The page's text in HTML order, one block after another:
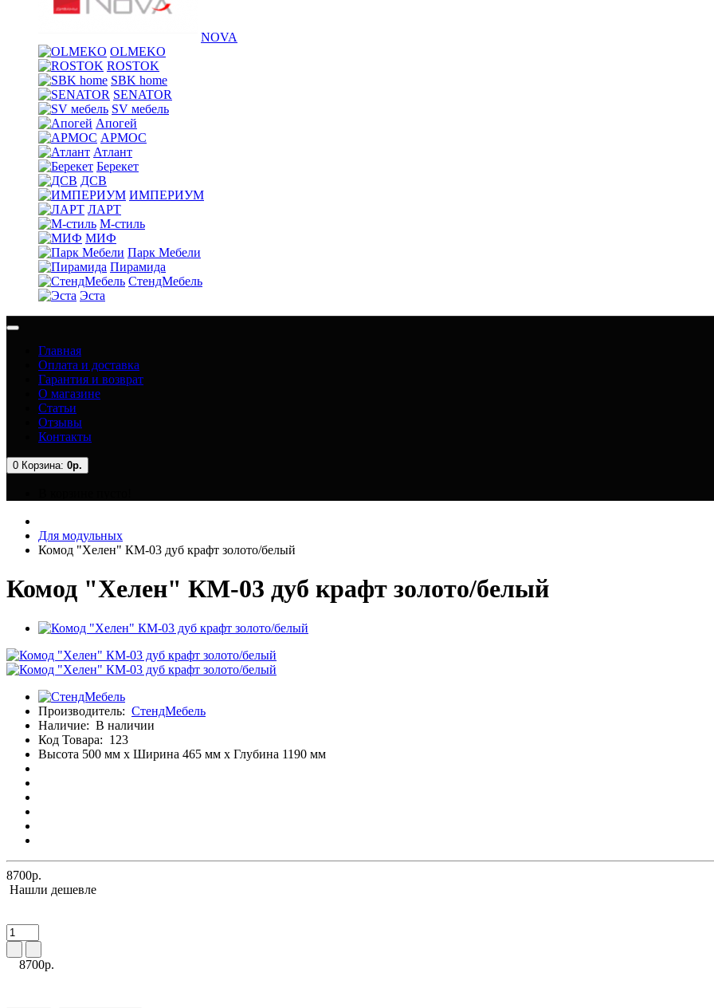
NOVA
OLMEKO
ROSTOK
SBK home
SENATOR
SV мебель
Апогей
АРМОС
Атлант
Берекет
ДСВ
ИМПЕРИУМ
ЛАРТ
М-стиль
МИФ
Парк Мебели
Пирамида
СтендМебель
Эста
Главная
Оплата и доставка
Гарантия и возврат
О магазине
Статьи
Отзывы
Контакты
0 Корзина: 0р.
Для модульных
Комод "Хелен" КМ-03 дуб крафт золото/белый
Комод "Хелен" КМ-03 дуб крафт золото/белый
Производитель: СтендМебель
Наличие: В наличии
Код Товара: 123
Высота 500 мм x Ширина 465 мм x Глубина 1190 мм
8700р.
Нашли дешевле
8700р.